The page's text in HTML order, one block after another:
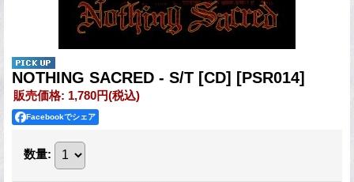
NOTHING SACRED - S/T [CD] [PSR014]
販売価格: 1,780円(税込)
Facebookでシェア
数量: